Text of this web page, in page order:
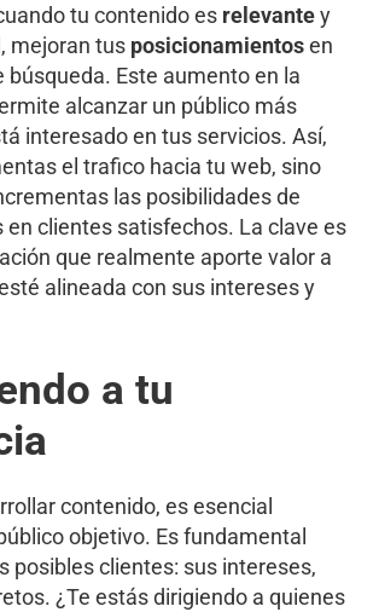
tu contenido es relevantey
mejoran tus posicionamientosen
búsqueda. Este aumento en la
alcanzar un público más
interesado en tus servicios. Así,
el trafico hacia tu web, sino
las posibilidades de
en clientes satisfechos. La clave es
que realmente aporte valor a
alineada con sus intereses y
a tu
contenido, es esencial
objetivo. Es fundamental
posibles clientes: sus intereses,
¿Te estás dirigiendo a quienes